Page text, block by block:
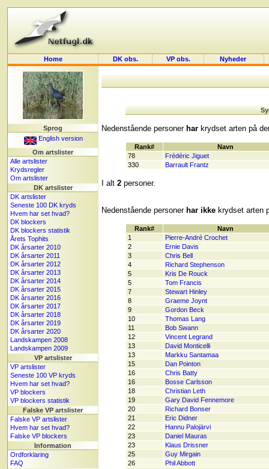
Home DK obs. VP obs. Nyheder
Sprog
English version
Om artslister
Alle artslister
Krydsregler
Om artslister
DK artslister
DK artslister
Seneste 100 DK kryds
Hvem har set hvad?
DK blockers
DK blockers statistik
Årets Tophits
DK årsarter 2010
DK årsarter 2011
DK årsarter 2012
DK årsarter 2013
DK årsarter 2014
DK årsarter 2015
DK årsarter 2016
DK årsarter 2017
DK årsarter 2018
DK årsarter 2019
DK årsarter 2020
Landskampen 2008
Landskampen 2009
VP artslister
VP artslister
Seneste 100 VP kryds
Hvem har set hvad?
VP blockers
VP blockers statistik
Falske VP artslister
Falske VP artslister
Hvem har set hvad?
Falske VP blockers
Information
Ordforklaring
FAQ
Nedenstående personer har krydset arten på
Rank#
Navn
78
Frédéric Jiguet
330
Barrault Frantz
I alt 2 personer.
Nedenstående personer har ikke krydset arten
Rank#
Navn
1
Pierre-André Crochet
2
Ernie Davis
3
Chris Bell
4
Richard Stephenson
5
Kris De Rouck
5
Tom Francis
7
Stewart Hinley
8
Graeme Joynt
9
Gordon Beck
10
Thomas Lang
11
Bob Swann
12
Vincent Legrand
13
David Monticelli
13
Markku Santamaa
15
Dan Pointon
16
Chris Batty
16
Bosse Carlsson
18
Christian Leth
19
Gary David Fennemore
20
Richard Bonser
21
Eric Didner
22
Hannu Palojärvi
23
Daniel Mauras
23
Klaus Drissner
25
Guy Mirgain
26
Phil Abbott